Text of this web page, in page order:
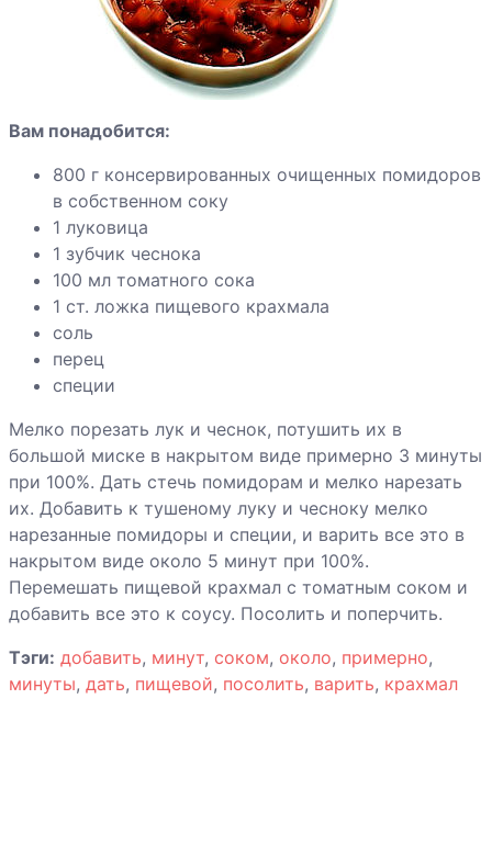
по-
индонезийски
Индейка с
красным
перцем
Яблоки
запеченные с
ванильным
соусом
Ягненок со
специями и
абрикосами
Яичница-
ветчиной
Вам понадобится:
800 г консервированных очищенных помидоров
в собственном соку
1 луковица
1 зубчик чеснока
100 мл томатного сока
1 ст. ложка пищевого крахмала
соль
перец
специи
Мелко порезать лук и чеснок, потушить их в
большой миске в накрытом виде примерно 3 минуты
при 100%. Дать стечь помидорам и мелко нарезать
их. Добавить к тушеному луку и чесноку мелко
нарезанные помидоры и специи, и варить все это в
накрытом виде около 5 минут при 100%.
Перемешать пищевой крахмал с томатным соком и
добавить все это к соусу. Посолить и поперчить.
Тэги: добавить, минут, соком, около, примерно,
минуты, дать, пищевой, посолить, варить, крахмал